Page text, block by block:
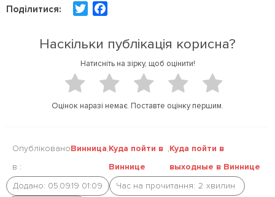
Поділитися:
t
b
o
k
Наскільки публікація корисна?
Натисніть на зірку, щоб оцінити!
Оцінок наразі немає. Поставте оцінку першим.
Опубліковано
в :
Винница,Куда пойти в
Виннице
,Куда пойти в
выходные в Виннице
Додано: 05.09.19 01:09
Час на прочитання: 2 хвилин